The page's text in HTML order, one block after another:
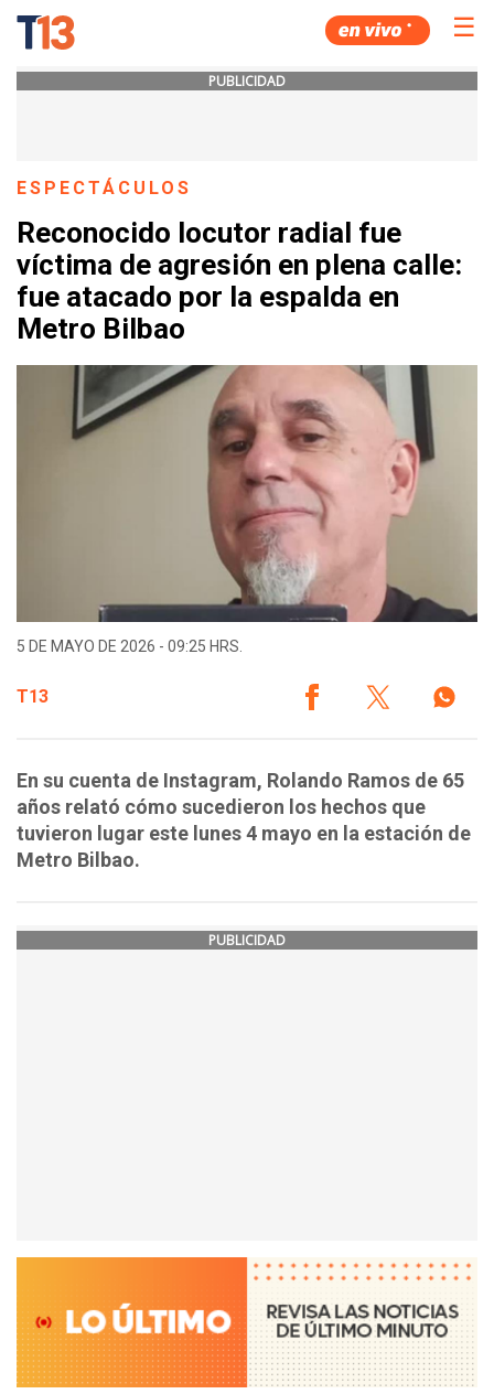
☰
PUBLICIDAD
ESPECTÁCULOS
Reconocido locutor radial fue
víctima de agresión en plena calle:
fue atacado por la espalda en
Metro Bilbao
5 DE MAYO DE 2026 - 09:25 HRS.
T13
En su cuenta de Instagram, Rolando Ramos de 65
años relató cómo sucedieron los hechos que
tuvieron lugar este lunes 4 mayo en la estación de
Metro Bilbao.
PUBLICIDAD